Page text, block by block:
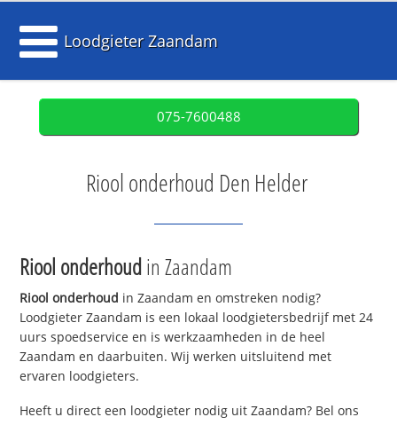
Loodgieter Zaandam
075-7600488
Riool onderhoud Den Helder
Riool onderhoudin Zaandam
Riool onderhoud in Zaandam en omstreken nodig?
Loodgieter Zaandam is een lokaal loodgietersbedrijf met 24
uurs spoedservice en is werkzaamheden in de heel
Zaandam en daarbuiten. Wij werken uitsluitend met
ervaren loodgieters.
Heeft u direct een loodgieter nodig uit Zaandam? Bel ons